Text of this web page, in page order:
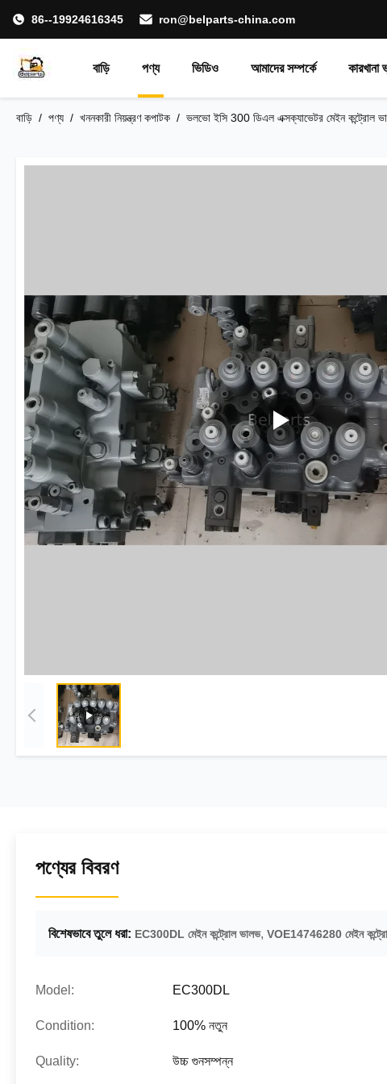
86--19924616345 ron@belparts-china.com
বাড়ি পণ্য ভিডিও আমাদের সম্পর্কে কারখানা
বাড়ি / পণ্য / খননকারী নিয়ন্ত্রণ কপাটক / ভলভো ইসি 300 ডিএল এক্সক্যাভেটর মেইন
পণ্যের বিবরণ
বিশেষভাবে তুলে ধরা: EC300DL মেইন কন্ট্রোল ভালভ, VOE14746280 মেইন
Model: EC300DL
Condition: 100% নতুন
Quality: উচ্চ গুনসম্পন্ন